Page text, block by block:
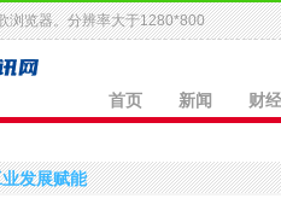
浏览器。分辨率大于1280*800
首页 新闻 财经
发展赋能